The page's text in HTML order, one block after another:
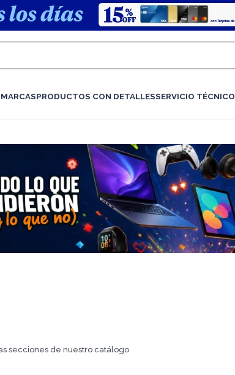
MARCASPRODUCTOS CON DETALLESSERVICIO TÉCNICO
secciones de nuestro catálogo.